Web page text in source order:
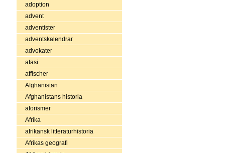
adoption
advent
adventister
adventskalendrar
advokater
afasi
affischer
Afghanistan
Afghanistans historia
aforismer
Afrika
afrikansk litteraturhistoria
Afrikas geografi